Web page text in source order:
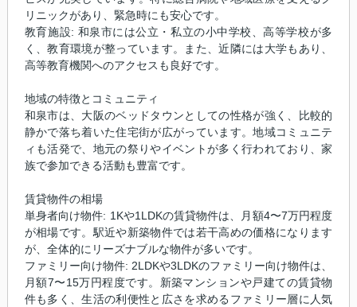
リニックがあり、緊急時にも安心です。
教育施設: 和泉市には公立・私立の小中学校、高等学校が多
く、教育環境が整っています。また、近隣には大学もあり、
高等教育機関へのアクセスも良好です。
地域の特徴とコミュニティ
和泉市は、大阪のベッドタウンとしての性格が強く、比較的
静かで落ち着いた住宅街が広がっています。地域コミュニテ
ィも活発で、地元の祭りやイベントが多く行われており、家
族で参加できる活動も豊富です。
賃貸物件の相場
単身者向け物件: 1Kや1LDKの賃貸物件は、月額4〜7万円程度
が相場です。駅近や新築物件では若干高めの価格になります
が、全体的にリーズナブルな物件が多いです。
ファミリー向け物件: 2LDKや3LDKのファミリー向け物件は、
月額7〜15万円程度です。新築マンションや戸建ての賃貸物
件も多く、生活の利便性と広さを求めるファミリー層に人気